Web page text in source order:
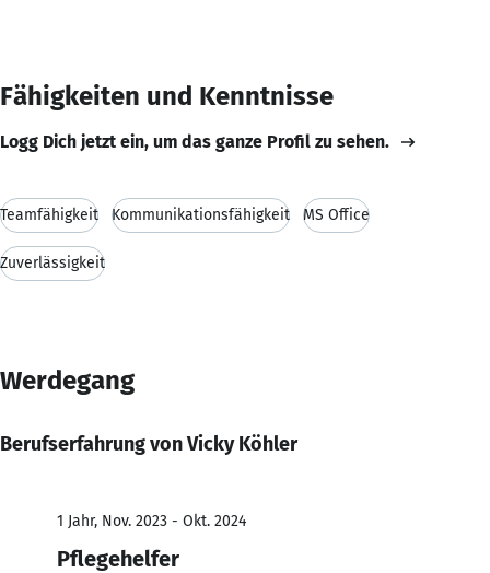
Fähigkeiten und Kenntnisse
Logg Dich jetzt ein, um das ganze Profil zu sehen.
Teamfähigkeit Kommunikationsfähigkeit MS Office
Zuverlässigkeit
Werdegang
Berufserfahrung von Vicky Köhler
1 Jahr, Nov. 2023 - Okt. 2024
Pflegehelfer